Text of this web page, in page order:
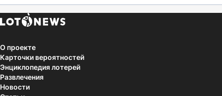
О проекте
Карточки вероятностей
Энциклопедия лотерей
Развлечения
Новости